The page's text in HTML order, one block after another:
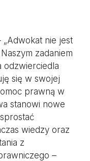
„Adwokat nie jest
zadaniem
odzwierciedla
się w swojej
prawną w
stanowi nowe
wiedzy oraz
z
–